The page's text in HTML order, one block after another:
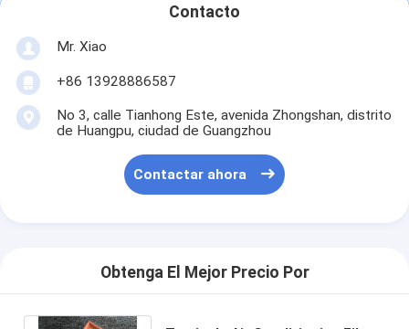
Contacto
Mr. Xiao
+86 13928886587
No 3, calle Tianhong Este, avenida Zhongshan, distrito
de Huangpu, ciudad de Guangzhou
Contactar ahora
Obtenga El Mejor Precio Por